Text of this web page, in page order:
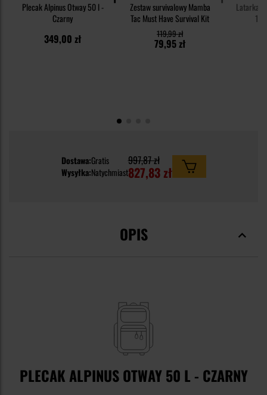
Plecak Alpinus Otway 50 l -
Czarny
349,00 zł
Zestaw survivalowy Mamba
Tac Must Have Survival Kit
79,95 zł
119,99 zł
Latarka
Dostawa:Gratis
Wysyłka:Natychmiast
997,87 zł
827,83 zł
OPIS
PLECAK ALPINUS OTWAY 50 L - CZARNY